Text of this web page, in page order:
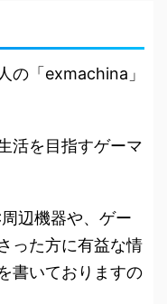
の「exmachina」
活を目指すゲーマ
辺機器や、ゲー
った方に有益な情
書いておりますの